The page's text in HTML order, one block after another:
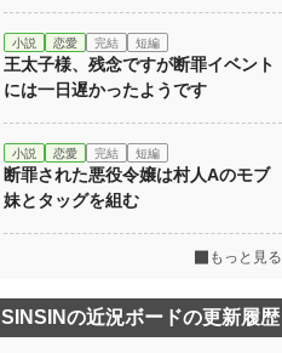
小説 恋愛 完結 短編
王太子様、残念ですが断罪イベント
には一日遅かったようです
小説 恋愛 完結 短編
断罪された悪役令嬢は村人Aのモブ
妹とタッグを組む
もっと見る
SINSINの近況ボードの更新履歴